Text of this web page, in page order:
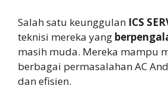
Salah satu keunggulan ICS
teknisi mereka yang
masih muda. Mereka mampu
berbagai permasalahan AC
dan efisien.